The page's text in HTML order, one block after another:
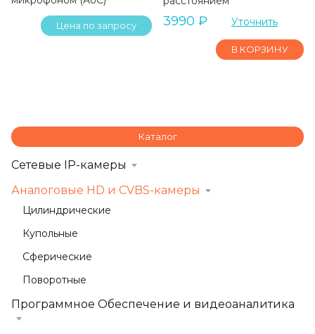
Цена по запросу 3990 ₽ Уточнить
В КОРЗИНУ
Каталог
Сетевые IP-камеры
Аналоговые HD и CVBS-камеры
Цилиндрические
Купольные
Сферические
Поворотные
Программное Обеспечение и видеоаналитика